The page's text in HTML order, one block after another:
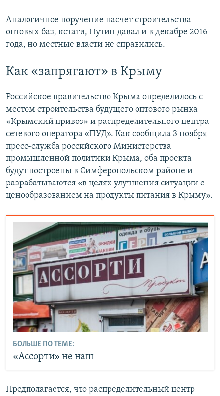
Аналогичное поручение насчет строительства
оптовых баз, кстати, Путин давал и в декабре 2016
года, но местные власти не справились.
Как «запрягают» в Крыму
Российское правительство Крыма определилось с
местом строительства будущего оптового рынка
«Крымский привоз» и распределительного центра
сетевого оператора «ПУД». Как сообщила 3 ноября
пресс-служба российского Министерства
промышленной политики Крыма, оба проекта
будут построены в Симферопольском районе и
разрабатываются «в целях улучшения ситуации с
ценообразованием на продукты питания в Крыму».
БОЛЬШЕ ПО ТЕМЕ:
«Ассорти» не наш
Предполагается, что распределительный центр